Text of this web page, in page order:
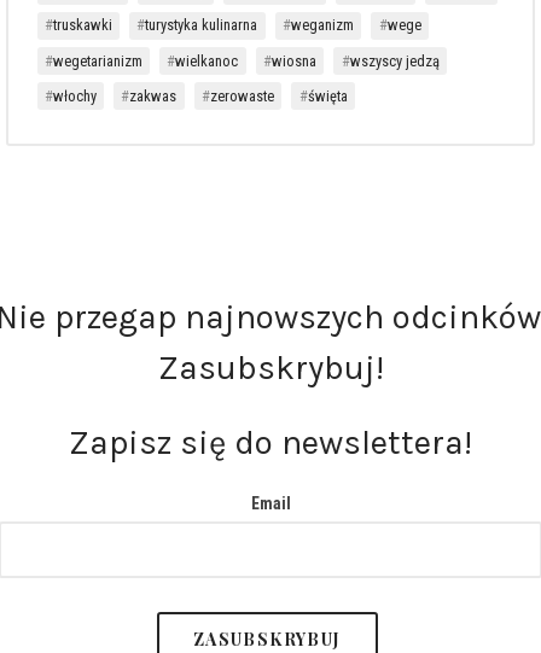
truskawki
turystyka kulinarna weganizm
wege
wegetarianizm
wielkanoc wiosna
wszyscy jedzą
włochy
zakwas zerowaste święta
przegap najnowszych
Zasubskrybuj!
Zapisz się do newslettera!
Email